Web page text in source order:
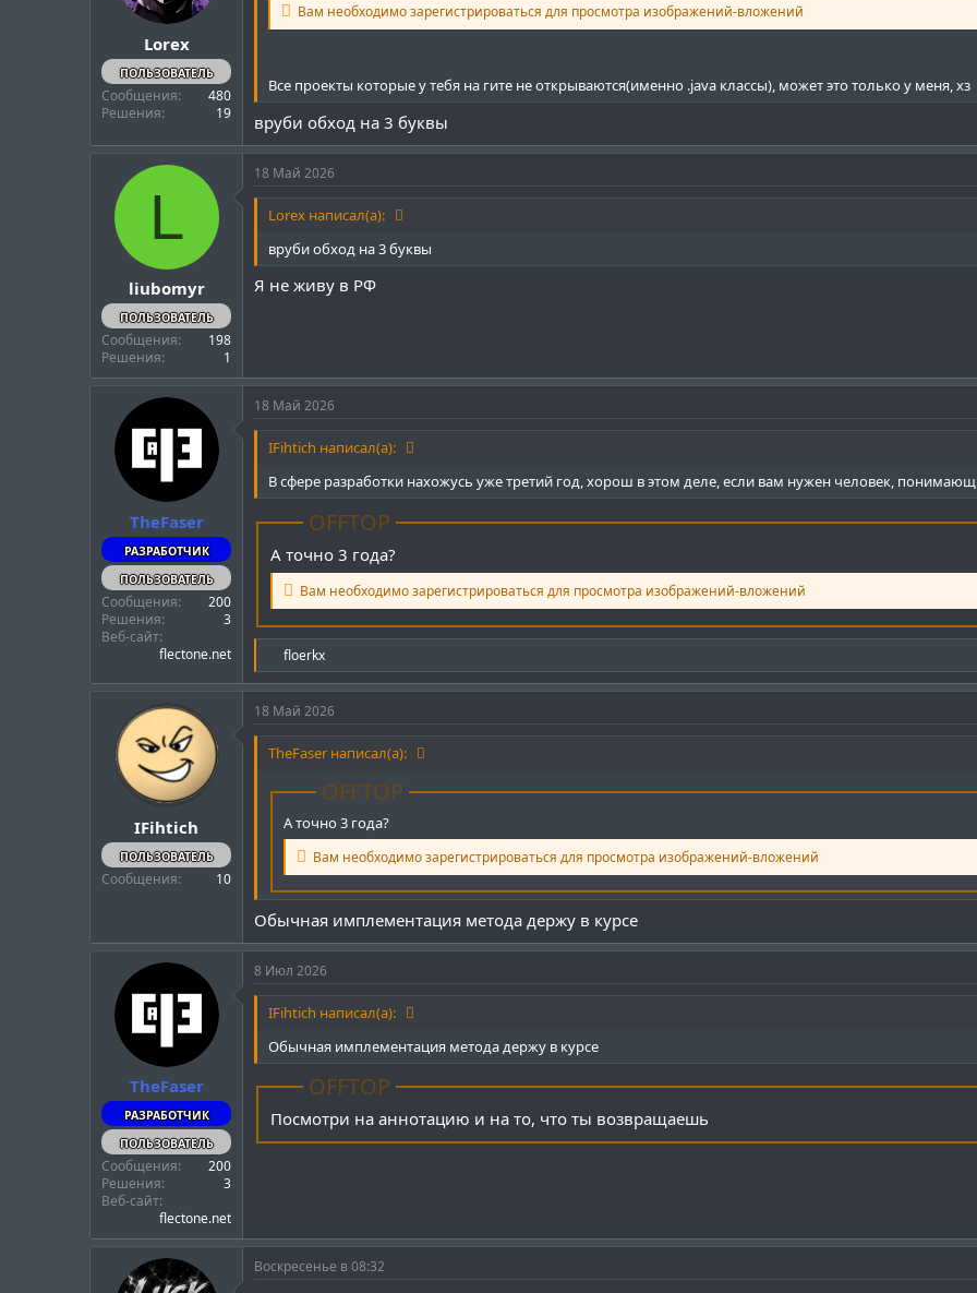
Lorex
ПОЛЬЗОВАТЕЛЬ
Сообщения
480
Решения
19
Вам необходимо зарегистрироваться для просмотра изображений-вложений
Все проекты которые у тебя на гите не открываются(именно .java классы), может это только у меня, хз
вруби обход на 3 буквы
L
liubomyr
ПОЛЬЗОВАТЕЛЬ
Сообщения
198
Решения
1
18 Май 2026
Lorex написал(а):
вруби обход на 3 буквы
Я не живу в РФ
TheFaser
РАЗРАБОТЧИК
ПОЛЬЗОВАТЕЛЬ
Сообщения
200
Решения
3
Веб-сайт
flectone.net
18 Май 2026
IFihtich написал(а):
В сфере разработки нахожусь уже третий год, хорош в этом деле, если вам нужен человек,
OFFTOP
А точно 3 года?
Вам необходимо зарегистрироваться для просмотра изображений-вложений
Р
е
а
к
ц
и
и
floerkx
IFihtich
ПОЛЬЗОВАТЕЛЬ
Сообщения 10
18 Май 2026
TheFaser написал(а):
OFFTOP
А точно 3 года?
Вам необходимо зарегистрироваться для просмотра изображений-вложений
Обычная имплементация метода держу в курсе
TheFaser
РАЗРАБОТЧИК
ПОЛЬЗОВАТЕЛЬ
Сообщения
200
Решения
3
Веб-сайт
flectone.net
8 Июл 2026
IFihtich написал(а):
Обычная имплементация метода держу в курсе
OFFTOP
Посмотри на аннотацию и на то, что ты возвращаешь
Воскресенье в 08:32